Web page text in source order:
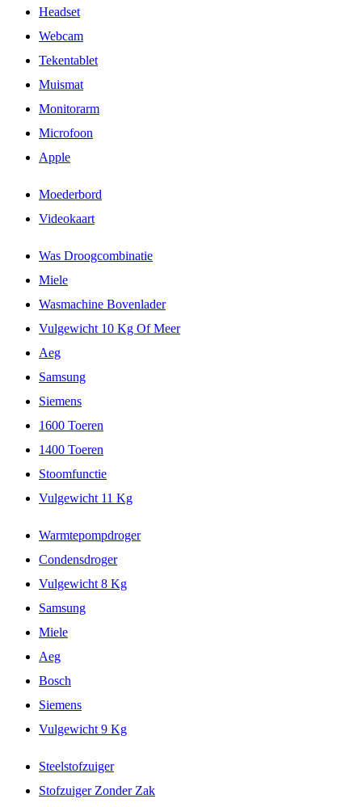
Headset
Webcam
Tekentablet
Muismat
Monitorarm
Microfoon
Apple
Moederbord
Videokaart
Was Droogcombinatie
Miele
Wasmachine Bovenlader
Vulgewicht 10 Kg Of Meer
Aeg
Samsung
Siemens
1600 Toeren
1400 Toeren
Stoomfunctie
Vulgewicht 11 Kg
Warmtepompdroger
Condensdroger
Vulgewicht 8 Kg
Samsung
Miele
Aeg
Bosch
Siemens
Vulgewicht 9 Kg
Steelstofzuiger
Stofzuiger Zonder Zak